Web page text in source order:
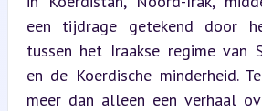
een tijdrage getekend door
tussen het Iraakse regime van
en de Koerdische minderheid.
meer dan alleen een verhaal